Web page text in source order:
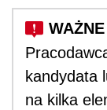
kandydata
na kilka